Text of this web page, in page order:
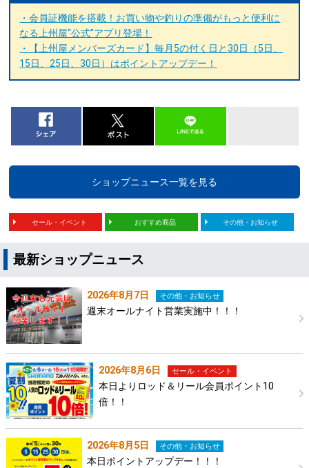
・会員証機能を搭載！お買い物や釣りの準備がもっと便利に
なる上州屋“公式”アプリ登場！
・【上州屋メンバーズカード】毎月5の付く日と30日（5日、
15日、25日、30日）はポイントアップデー！
ショップニュース一覧を見る
セール・イベント おすすめ商品 その他・お知らせ
最新ショップニュース
2026年8月7日 その他・お知らせ
週末オールナイト営業実施中！！！
2026年8月6日 セール・イベント
本日よりロッド＆リール会員ポイント10
倍！！
2026年8月5日 その他・お知らせ
本日ポイントアップデー！！！